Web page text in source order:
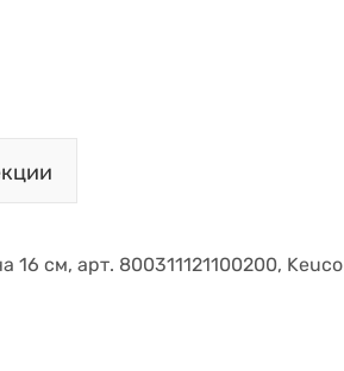
16 см, арт. 800311121100200, Keuco